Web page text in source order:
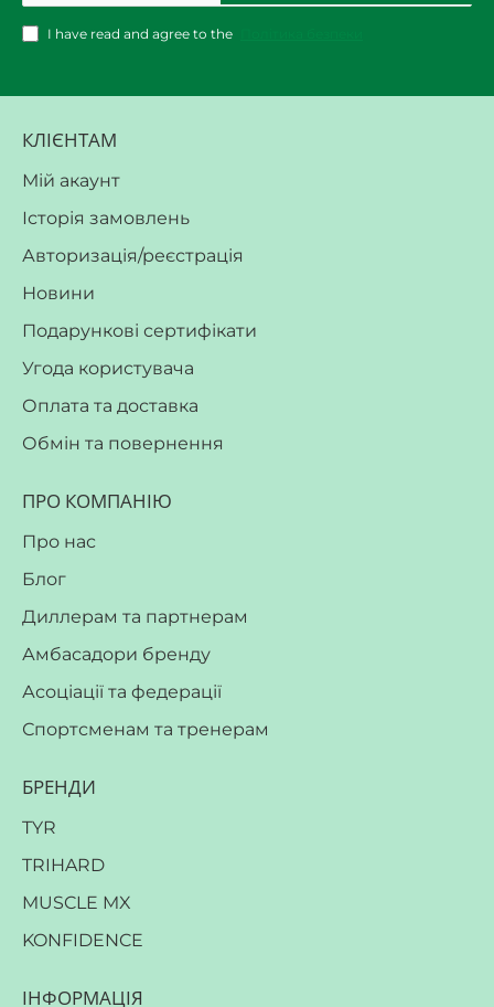
I have read and agree to the
КЛІЄНТАМ
Мій акаунт
Історія замовлень
Авторизація/реєстрація
Новини
Подарункові сертифікати
Угода користувача
Оплата та доставка
Обмін та повернення
ПРО КОМПАНІЮ
Про нас
Блог
Диллерам та партнерам
Амбасадори бренду
Асоціації та федерації
Спортсменам та тренерам
БРЕНДИ
TYR
TRIHARD
MUSCLE MX
KONFIDENCE
ІНФОРМАЦІЯ